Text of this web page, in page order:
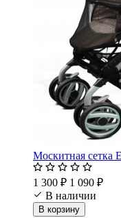
Москитная сетка
1 300 ₽ 1 090 ₽
В наличии
В корзину